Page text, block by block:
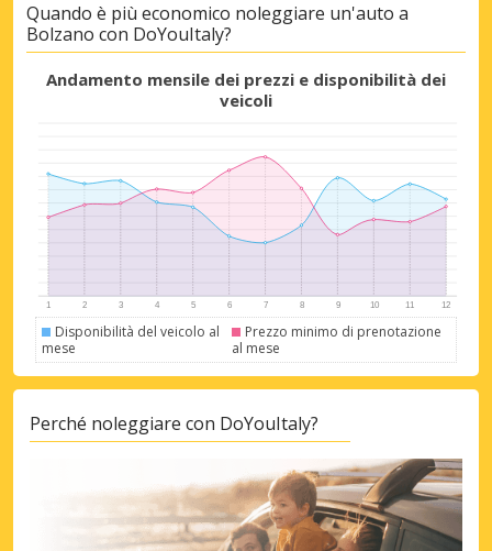
Quando è più economico noleggiare un'auto a
Bolzano con DoYouItaly?
Andamento mensile dei prezzi e disponibilità dei
veicoli
Disponibilità del veicolo al
mese
Prezzo minimo di prenotazione
al mese
Perché noleggiare con DoYouItaly?